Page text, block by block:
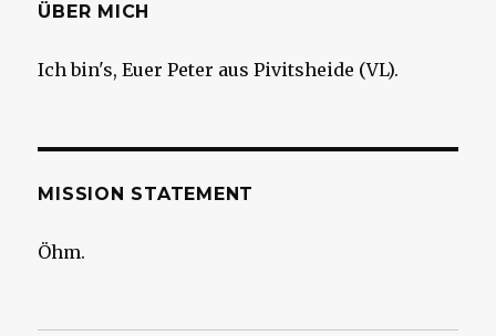
ÜBER MICH
Ich bin's, Euer Peter aus Pivitsheide (VL).
MISSION STATEMENT
Öhm.